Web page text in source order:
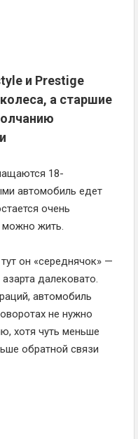
и Prestige
а старшие
18-
автомобиль едет
очень
жить.
он «середнячок» —
далековато.
автомобиль
не нужно
хотя чуть меньше
обратной связи